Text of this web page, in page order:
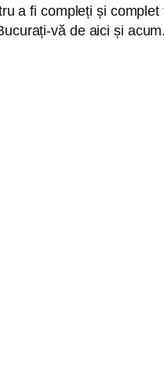
a fi compleți și
vă de aici și acum.